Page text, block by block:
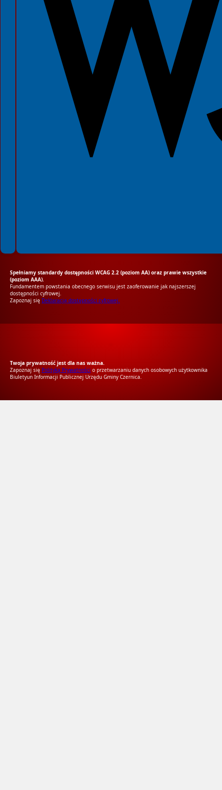
Spełniamy standardy dostępności WCAG 2.2 (poziom AA) oraz prawie wszystkie
(poziom AAA).
Fundamentem powstania obecnego serwisu jest zaoferowanie jak najszerszej
dostępności cyfrowej.
Zapoznaj się Deklaracją dostępności cyfrowej.
Twoja prywatność jest dla nas ważna.
Zapoznaj się Polityką Prywatności o przetwarzaniu danych osobowych użytkownika
Biuletyun Informacji Publicznej Urzędu Gminy Czernica.